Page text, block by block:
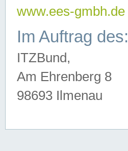
www.ees-gmbh.de
Im Auftrag des:
ITZBund,
Am Ehrenberg 8
98693 Ilmenau